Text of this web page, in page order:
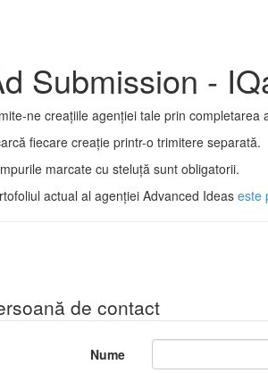
Submission -
ne creațiile agenției tale prin completarea
fiecare creație printr-o trimitere separată.
marcate cu steluță sunt obligatorii.
actual al agenției Advanced Ideas este
de contact
Nume